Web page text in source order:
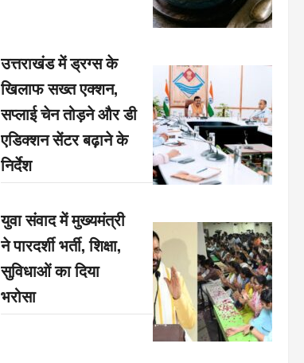
उत्तराखंड में ड्रग्स के
खिलाफ सख्त एक्शन,
सप्लाई चेन तोड़ने और डी
एडिक्शन सेंटर बढ़ाने के
निर्देश
युवा संवाद में मुख्यमंत्री
ने पारदर्शी भर्ती, शिक्षा,
सुविधाओं का दिया
भरोसा